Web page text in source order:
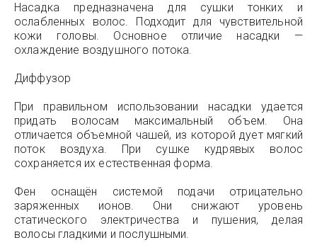
Насадка предназначена для сушки тонких и
ослабленных волос. Подходит для чувствительной
кожи головы. Основное отличие насадки —
охлаждение воздушного потока.
Диффузор
При правильном использовании насадки удается
придать волосам максимальный объем. Она
отличается объемной чашей, из которой дует мягкий
поток воздуха. При сушке кудрявых волос
сохраняется их естественная форма.
Фен оснащён системой подачи отрицательно
заряженных ионов. Они снижают уровень
статического электричества и пушения, делая
волосы гладкими и послушными.